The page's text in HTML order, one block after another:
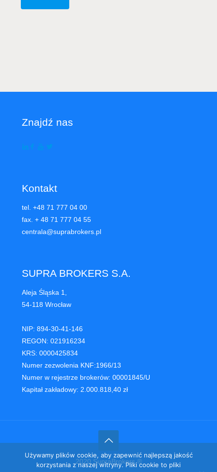
Znajdź nas
Kontakt
tel. +48 71 777 04 00
fax. + 48 71 777 04 55
centrala@suprabrokers.pl
SUPRA BROKERS S.A.
Aleja Śląska 1,
54-118 Wrocław
NIP: 894-30-41-146
REGON: 021916234
KRS: 0000425834
Numer zezwolenia KNF:1966/13
Numer w rejestrze brokerów: 00001845/U
Kapitał zakładowy: 2.000.818,40 zł
2020 SupraBrokers ®
Używamy plików cookie, aby zapewnić najlepszą jakość
korzystania z naszej witryny. Pliki cookie to pliki